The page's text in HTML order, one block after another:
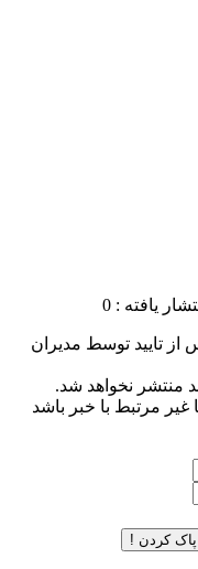
یافته : 0
تایید توسط مدیران
منتشر نخواهد شد.
غیر مرتبط با خبر باشد
پاک کردن !